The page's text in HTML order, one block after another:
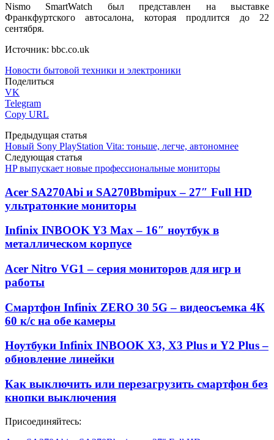
Nismo SmartWatch был представлен на выставке
Франкфуртского автосалона, которая продлится до 22
сентября.
Источник: bbc.co.uk
Новости бытовой техники и электроники
Поделиться
VK
Telegram
Copy URL
Предыдущая статья
Новый Sony PlayStation Vita: тоньше, легче, автономнее
Следующая статья
HP выпускает новые профессиональные мониторы
Acer SA270Abi и SA270Bbmipux – 27″ Full HD
ультратонкие мониторы
Infinix INBOOK Y3 Max – 16″ ноутбук в
металлическом корпусе
Acer Nitro VG1 – серия мониторов для игр и
работы
Смартфон Infinix ZERO 30 5G – видеосъемка 4К
60 к/с на обе камеры
Ноутбуки Infinix INBOOK X3, X3 Plus и Y2 Plus –
обновление линейки
Как выключить или перезагрузить смартфон без
кнопки выключения
Присоединяйтесь: